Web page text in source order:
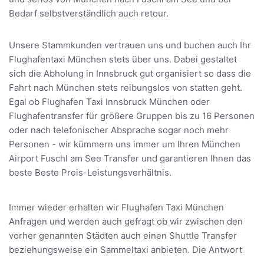
Bedarf selbstverständlich auch retour.
Unsere Stammkunden vertrauen uns und buchen auch Ihr
Flughafentaxi München stets über uns. Dabei gestaltet
sich die Abholung in Innsbruck gut organisiert so dass die
Fahrt nach München stets reibungslos von statten geht.
Egal ob Flughafen Taxi Innsbruck München oder
Flughafentransfer für größere Gruppen bis zu 16 Personen
oder nach telefonischer Absprache sogar noch mehr
Personen - wir kümmern uns immer um Ihren München
Airport Fuschl am See Transfer und garantieren Ihnen das
beste Beste Preis-Leistungsverhältnis.
Immer wieder erhalten wir Flughafen Taxi München
Anfragen und werden auch gefragt ob wir zwischen den
vorher genannten Städten auch einen Shuttle Transfer
beziehungsweise ein Sammeltaxi anbieten. Die Antwort